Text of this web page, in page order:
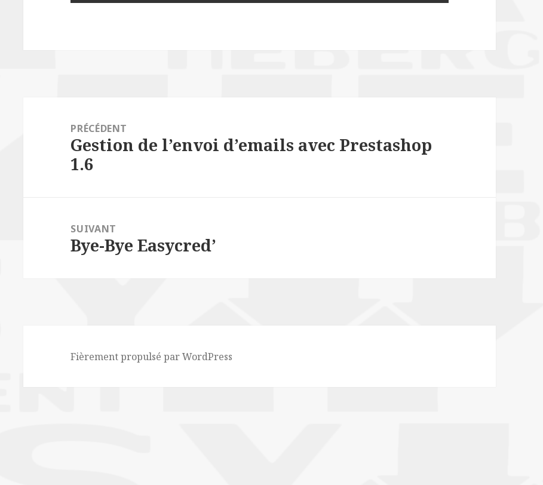
l’article
PRÉCÉDENT
Article
précédent :
Gestion de l’envoi d’emails avec Prestashop
1.6
SUIVANT
Article
Bye-Bye Easycred’
Fièrement propulsé par WordPress